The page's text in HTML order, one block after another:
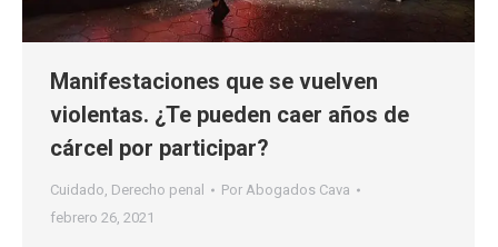
Manifestaciones que se vuelven
violentas. ¿Te pueden caer años de
cárcel por participar?
Cuidado, Derecho penal Por Abogados Cava
febrero 26, 2021